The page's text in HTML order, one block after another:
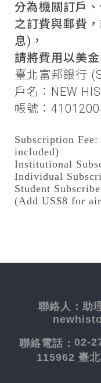
分為機關訂戶
之訂費與郵費
息)，
請將費用以美金
臺北富邦銀行
戶名：NEW
帳號：
Subscription
included)
Institutional
Individual
Student
(Add US$8 for
聯絡人： 助
聯絡電話： 02-
115962 臺